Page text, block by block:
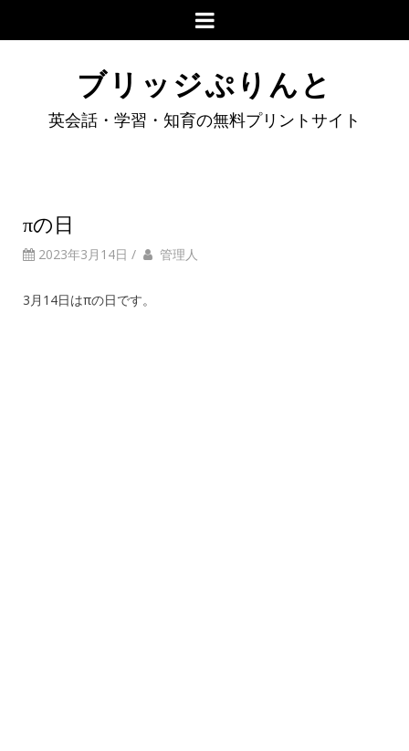
ブリッジぷりんと
英会話・学習・知育の無料プリントサイト
πの日
2023年3月14日 / 管理人
3月14日はπの日です。